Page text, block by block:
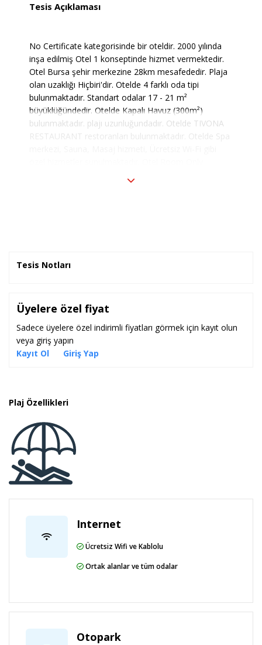
Tesis Açıklaması
No Certificate kategorisinde bir oteldir. 2000 yılında
inşa edilmiş Otel 1 konseptinde hizmet vermektedir.
Otel Bursa şehir merkezine 28km mesafededir. Plaja
olan uzaklığı Hiçbiri'dir. Otelde 4 farklı oda tipi
bulunmaktadır. Standart odalar 17 - 21 m²
büyüklüğündedir. Otelde Kapalı Havuz (300m²)
bulunmaktadır. plajı uzunluğundadır. Otelde TIVONA
RESTAURANT restoranları bulunmaktadır. Otelde Spa
Tesis Notları
Üyelere özel fiyat
Sadece üyelere özel indirimli fiyatları görmek için kayıt olun
veya giriş yapın
Kayıt Ol
Giriş Yap
Plaj Özellikleri
Internet
Ücretsiz Wifi ve Kablolu
Ortak alanlar ve tüm odalar
Otopark